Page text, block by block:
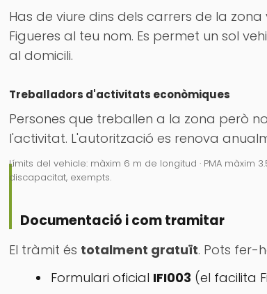
Has de viure dins dels carrers de la
Figueres al teu nom. Es permet un sol
al domicili.
Treballadors d'activitats econòmiques
Persones que treballen a la zona però
l'activitat. L'autorització es renova
Límits del vehicle: màxim 6 m de longitud · PMA màxim
discapacitat, exempts.
Documentació i com tramitar
El tràmit és totalment gratuït. Pots fer-
Formulari oficial IFI003 (el facilita